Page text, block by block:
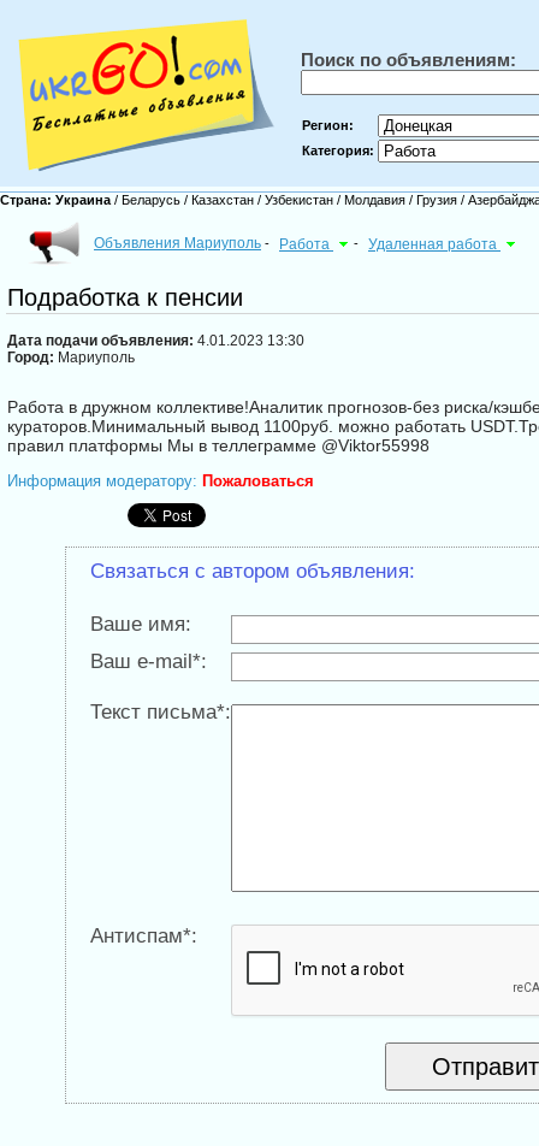
Поиск по объявлениям:
Регион:
Категория:
Страна: Украина / Беларусь / Казахстан / Узбекистан / Молдавия / Грузия /
Объявления Мариуполь - Работа - Удаленная работа
Подработка к пенсии
Дата подачи объявления: 4.01.2023 13:30
Город: Мариуполь
Работа в дружном коллективе!Аналитик прогнозов-без риска/
кураторов.Минимальный вывод 1100руб. можно работать
правил платформы Мы в теллеграмме @Viktor55998
Информация модератору: Пожаловаться
Связаться с автором объявления:
Ваше имя:
Ваш e-mail*:
Текст письма*:
Антиспам*: